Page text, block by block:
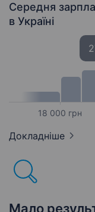
Середня
в Україні
18 000 грн
Докладніше
Мало